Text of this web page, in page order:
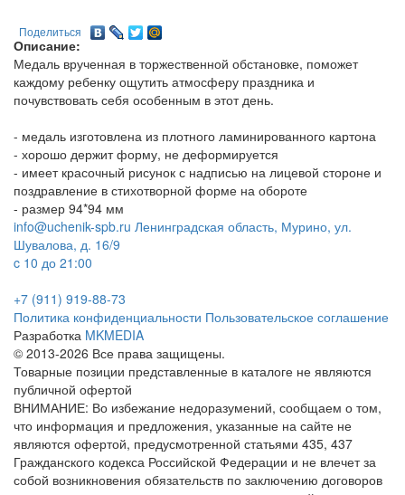
Поделиться
Описание:
Медаль врученная в торжественной обстановке, поможет
каждому ребенку ощутить атмосферу праздника и
почувствовать себя особенным в этот день.
- медаль изготовлена из плотного ламинированного картона
- хорошо держит форму, не деформируется
- имеет красочный рисунок с надписью на лицевой стороне и
поздравление в стихотворной форме на обороте
- размер 94*94 мм
info@uchenik-spb.ru Ленинградская область, Мурино, ул.
Шувалова, д. 16/9
c 10 до 21:00
+7 (911) 919-88-73
Политика конфиденциальности Пользовательское соглашение
Разработка MKMEDIA
© 2013-2026 Все права защищены.
Товарные позиции представленные в каталоге не являются
публичной офертой
ВНИМАНИЕ: Во избежание недоразумений, сообщаем о том,
что информация и предложения, указанные на сайте не
являются офертой, предусмотренной статьями 435, 437
Гражданского кодекса Российской Федерации и не влечет за
собой возникновения обязательств по заключению договоров